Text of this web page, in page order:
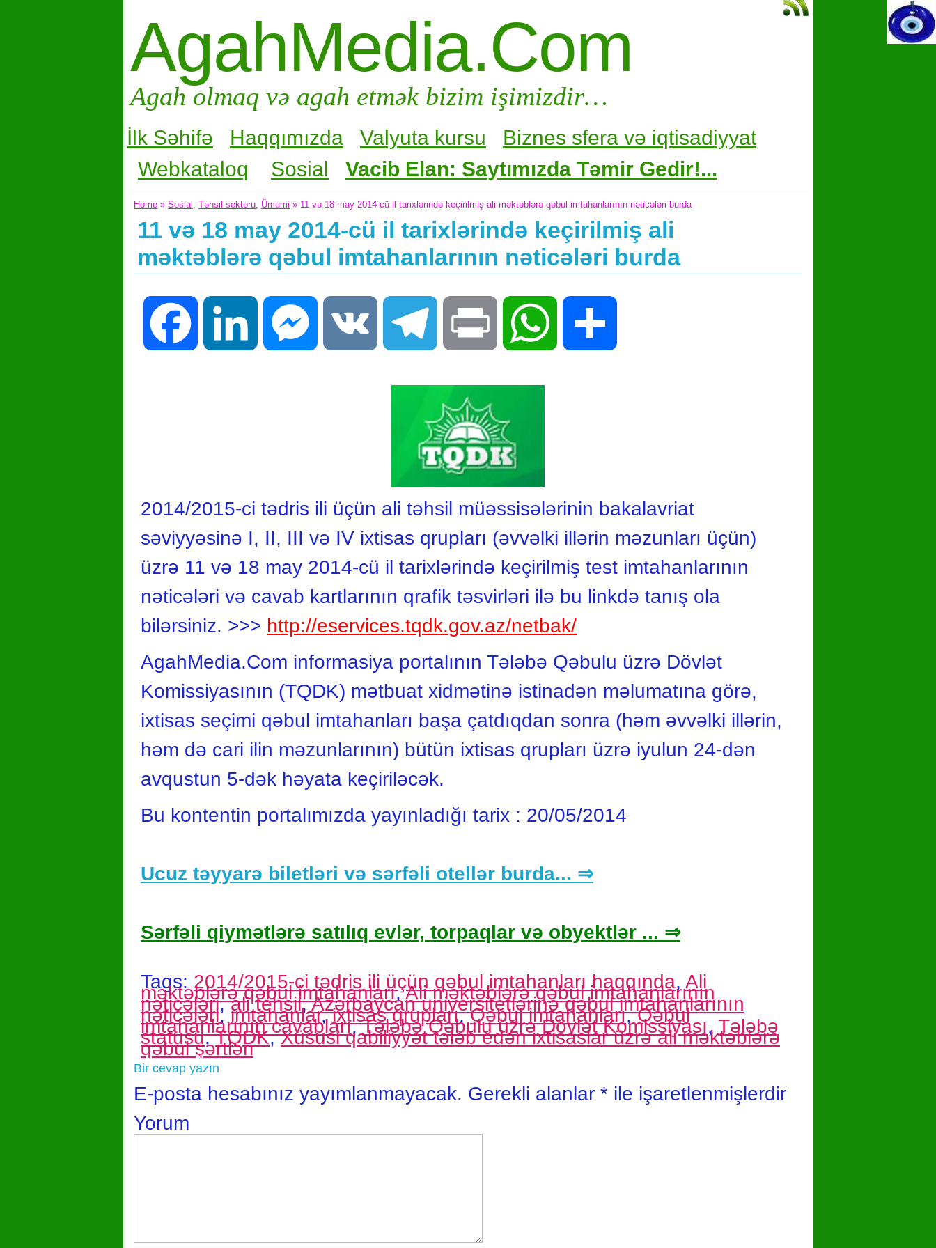
AgahMedia.Com
Agah olmaq və agah etmək bizim işimizdir…
İlk Səhifə Haqqımızda Valyuta kursu Biznes sfera və iqtisadiyyat
Webkataloq
Sosial Vacib Elan: Saytımızda Təmir Gedir!...
Home » Sosial Təhsil sektoru Ümumi » 11 və 18 may 2014-cü il tarixlərində keçirilmiş ali məktəblərə qəbul imtahanlarının nəticələri burda
11 və 18 may 2014-cü il tarixlərində keçirilmiş ali
məktəblərə qəbul imtahanlarının nəticələri burda
Facebook LinkedIn Messenger VK Print WhatsApp
2014/2015-ci tədris ili üçün ali təhsil müəssisələrinin bakalavriat
səviyyəsinə I, II, III və IV ixtisas qrupları (əvvəlki illərin məzunları üçün)
üzrə 11 və 18 may 2014-cü il tarixlərində keçirilmiş test imtahanlarının
nəticələri və cavab kartlarının qrafik təsvirləri ilə bu linkdə tanış ola
bilərsiniz. >>> http://eservices.tqdk.gov.az/netbak/
AgahMedia.Com informasiya portalının Tələbə Qəbulu üzrə Dövlət
Komissiyasının (TQDK) mətbuat xidmətinə istinadən məlumatına görə,
ixtisas seçimi qəbul imtahanları başa çatdıqdan sonra (həm əvvəlki illərin,
həm də cari ilin məzunlarının) bütün ixtisas qrupları üzrə iyulun 24-dən
avqustun 5-dək həyata keçiriləcək.
Bu kontentin portalımızda yayınladığı tarix : 20/05/2014
Ucuz təyyarə biletləri və sərfəli otellər burda... ⇒
Sərfəli qiymətlərə satılıq evlər, torpaqlar və obyektlər ... ⇒
Tags: 2014/2015-ci tədris ili üçün qəbul imtahanları haqqında, Ali
məktəblərə qəbul imtahanları,Ali məktəblərə qəbul imtahanlarının
nəticələri,ali tehsil,Azərbaycan universitetlərinə qəbul imtahanlarının
nəticələri, imtahanlar,ixtisas qrupları,Qəbul imtahanları,Qəbul
imtahanlarının cavabları,Tələbə Qəbulu üzrə Dövlət Komissiyası, Tələbə
statusu,TQDK,Xüsusi qabiliyyət tələb edən ixtisaslar üzrə ali məktəblərə
qəbul şərtləri
Bir cevap yazın
E-posta hesabınız yayımlanmayacak. Gerekli alanlar * ile işaretlenmişlerdir
Yorum